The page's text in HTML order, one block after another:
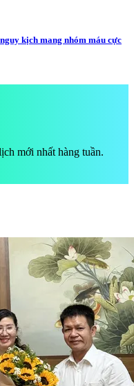
kịch mang nhóm máu cực
mới nhất hàng tuần.